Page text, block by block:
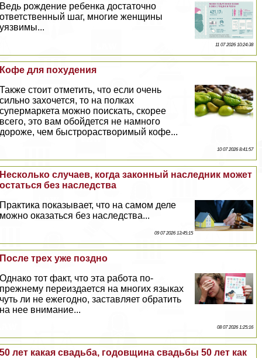
Ведь рождение ребенка достаточно
ответственный шаг, многие женщины
уязвимы...
11 07 2026 10:24:38
Кофе для похудения
Также стоит отметить, что если очень
сильно захочется, то на полках
супермаркета можно поискать, скорее
всего, это вам обойдется не намного
дороже, чем быстрорастворимый кофе...
10 07 2026 8:41:57
Несколько случаев, когда законный наследник может
остаться без наследства
Пpaктика показывает, что на самом деле
можно оказаться без наследства...
09 07 2026 13:45:15
После трех уже поздно
Однако тот факт, что эта работа по-
прежнему переиздается на многих языках
чуть ли не ежегодно, заставляет обратить
на нее внимание...
08 07 2026 1:25:16
50 лет какая свадьба, годовщина свадьбы 50 лет как